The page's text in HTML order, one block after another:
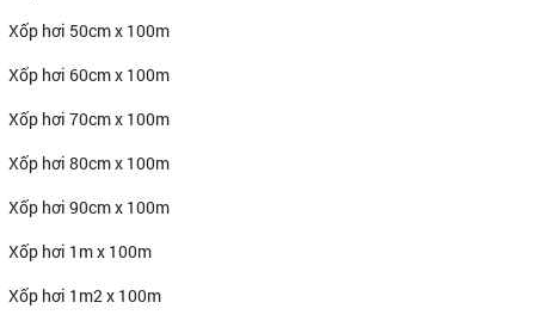
Xốp hơi 50cm x 100m
Xốp hơi 60cm x 100m
Xốp hơi 70cm x 100m
Xốp hơi 80cm x 100m
Xốp hơi 90cm x 100m
Xốp hơi 1m x 100m
Xốp hơi 1m2 x 100m